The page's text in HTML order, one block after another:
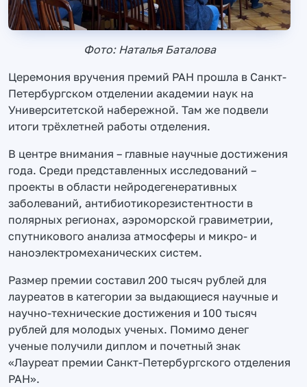
Фото: Наталья Баталова
Церемония вручения премий РАН прошла в Санкт-
Петербургском отделении академии наук на
Университетской набережной. Там же подвели
итоги трёхлетней работы отделения.
В центре внимания – главные научные достижения
года. Среди представленных исследований –
проекты в области нейродегенеративных
заболеваний, антибиотикорезистентности в
полярных регионах, аэроморской гравиметрии,
спутникового анализа атмосферы и микро- и
наноэлектромеханических систем.
Размер премии составил 200 тысяч рублей для
лауреатов в категории за выдающиеся научные и
научно-технические достижения и 100 тысяч
рублей для молодых ученых. Помимо денег
ученые получили диплом и почетный знак
«Лауреат премии Санкт-Петербургского отделения
РАН».